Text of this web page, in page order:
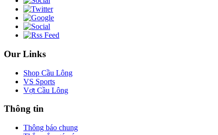
Our Links
Shop Cầu Lông
VS Sports
Vợt Cầu Lông
Thông tin
Thông báo chung